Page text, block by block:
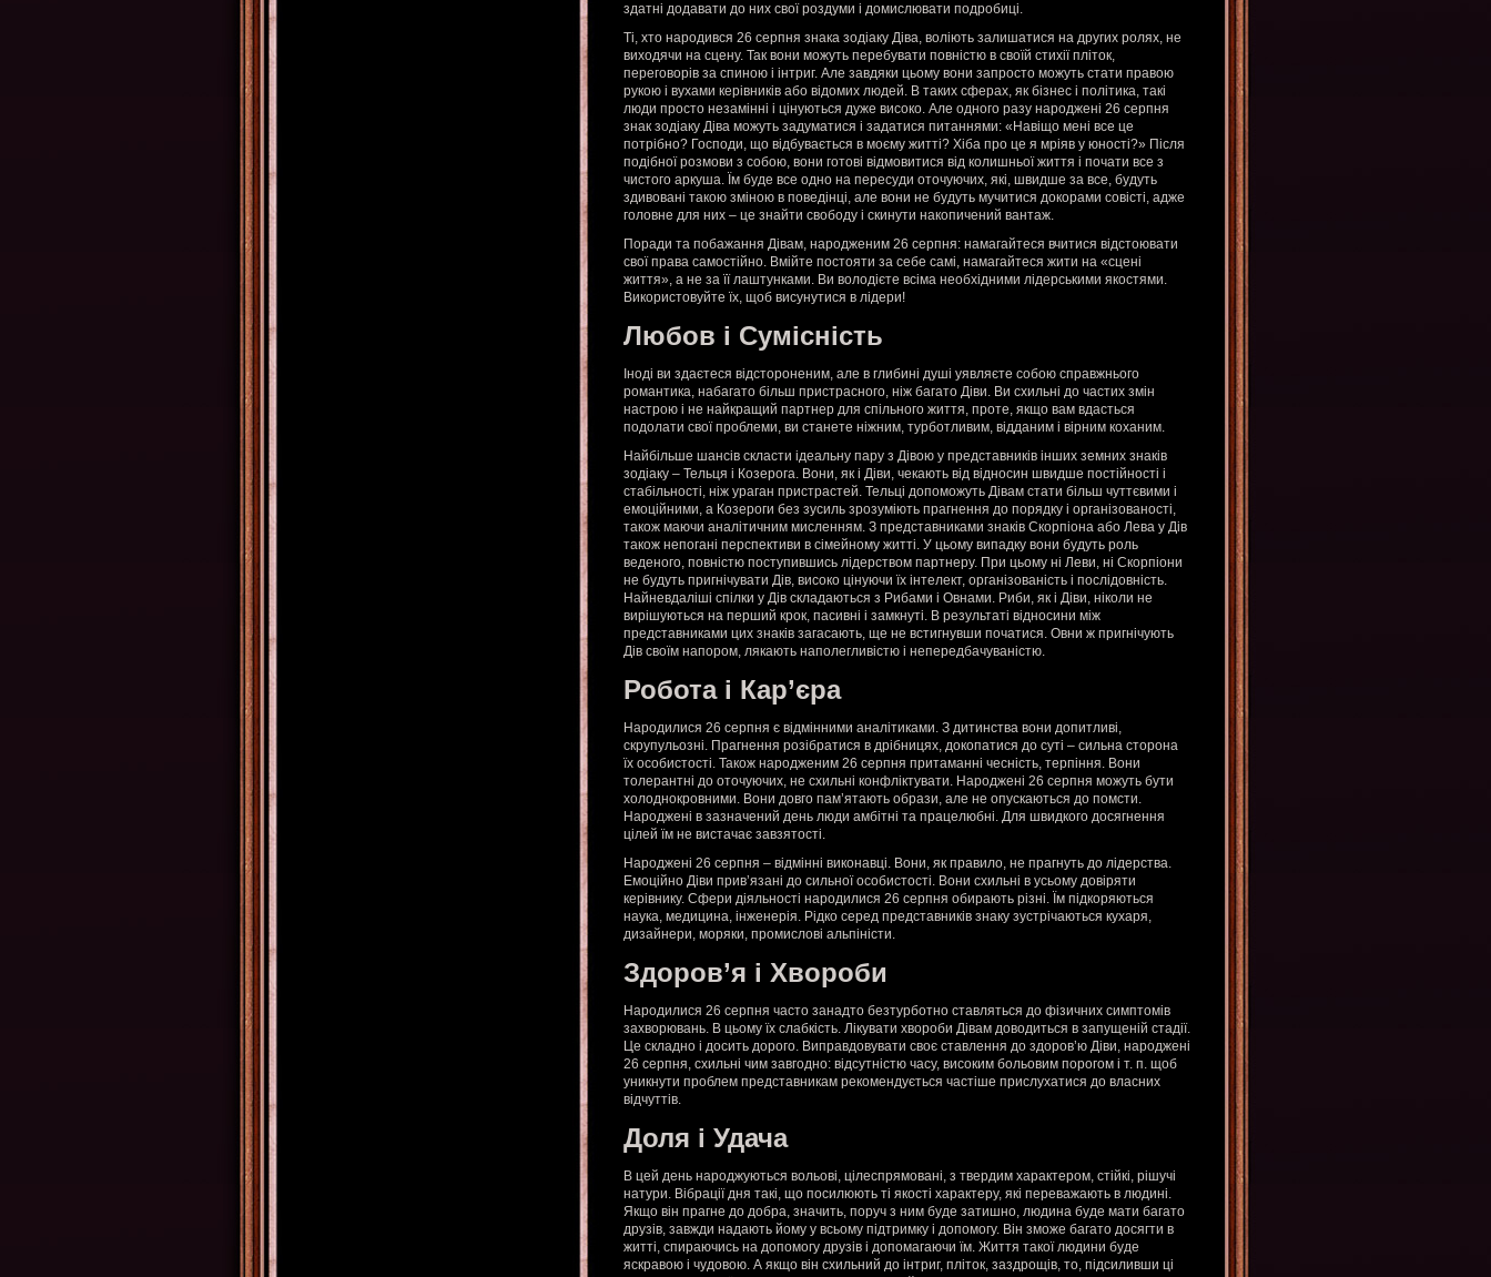
здатні додавати до них свої роздуми і домислювати подробиці.
Ті, хто народився 26 серпня знака зодіаку Діва, воліють залишатися на других ролях, не
виходячи на сцену. Так вони можуть перебувати повністю в своїй стихії пліток,
переговорів за спиною і інтриг. Але завдяки цьому вони запросто можуть стати правою
рукою і вухами керівників або відомих людей. В таких сферах, як бізнес і політика, такі
люди просто незамінні і цінуються дуже високо. Але одного разу народжені 26 серпня
знак зодіаку Діва можуть задуматися і задатися питаннями: «Навіщо мені все це
потрібно? Господи, що відбувається в моєму житті? Хіба про це я мріяв у юності?» Після
подібної розмови з собою, вони готові відмовитися від колишньої життя і почати все з
чистого аркуша. Їм буде все одно на пересуди оточуючих, які, швидше за все, будуть
здивовані такою зміною в поведінці, але вони не будуть мучитися докорами совісті, адже
головне для них – це знайти свободу і скинути накопичений вантаж.
Поради та побажання Дівам, народженим 26 серпня: намагайтеся вчитися відстоювати
свої права самостійно. Вмійте постояти за себе самі, намагайтеся жити на «сцені
життя», а не за її лаштунками. Ви володієте всіма необхідними лідерськими якостями.
Використовуйте їх, щоб висунутися в лідери!
Любов і Сумісність
Іноді ви здаєтеся відстороненим, але в глибині душі уявляєте собою справжнього
романтика, набагато більш пристрасного, ніж багато Діви. Ви схильні до частих змін
настрою і не найкращий партнер для спільного життя, проте, якщо вам вдасться
подолати свої проблеми, ви станете ніжним, турботливим, відданим і вірним коханим.
Найбільше шансів скласти ідеальну пару з Дівою у представників інших земних знаків
зодіаку – Тельця і Козерога. Вони, як і Діви, чекають від відносин швидше постійності і
стабільності, ніж ураган пристрастей. Тельці допоможуть Дівам стати більш чуттєвими і
емоційними, а Козероги без зусиль зрозуміють прагнення до порядку і організованості,
також маючи аналітичним мисленням. З представниками знаків Скорпіона або Лева у Дів
також непогані перспективи в сімейному житті. У цьому випадку вони будуть роль
веденого, повністю поступившись лідерством партнеру. При цьому ні Леви, ні Скорпіони
не будуть пригнічувати Дів, високо цінуючи їх інтелект, організованість і послідовність.
Найневдаліші спілки у Дів складаються з Рибами і Овнами. Риби, як і Діви, ніколи не
вирішуються на перший крок, пасивні і замкнуті. В результаті відносини між
представниками цих знаків загасають, ще не встигнувши початися. Овни ж пригнічують
Дів своїм напором, лякають наполегливістю і непередбачуваністю.
Робота і Кар’єра
Народилися 26 серпня є відмінними аналітиками. З дитинства вони допитливі,
скрупульозні. Прагнення розібратися в дрібницях, докопатися до суті – сильна сторона
їх особистості. Також народженим 26 серпня притаманні чесність, терпіння. Вони
толерантні до оточуючих, не схильні конфліктувати. Народжені 26 серпня можуть бути
холоднокровними. Вони довго пам’ятають образи, але не опускаються до помсти.
Народжені в зазначений день люди амбітні та працелюбні. Для швидкого досягнення
цілей їм не вистачає завзятості.
Народжені 26 серпня – відмінні виконавці. Вони, як правило, не прагнуть до лідерства.
Емоційно Діви прив’язані до сильної особистості. Вони схильні в усьому довіряти
керівнику. Сфери діяльності народилися 26 серпня обирають різні. Їм підкоряються
наука, медицина, інженерія. Рідко серед представників знаку зустрічаються кухаря,
дизайнери, моряки, промислові альпіністи.
Здоров’я і Хвороби
Народилися 26 серпня часто занадто безтурботно ставляться до фізичних симптомів
захворювань. В цьому їх слабкість. Лікувати хвороби Дівам доводиться в запущеній стадії.
Це складно і досить дорого. Виправдовувати своє ставлення до здоров’ю Діви, народжені
26 серпня, схильні чим завгодно: відсутністю часу, високим больовим порогом і т. п. щоб
уникнути проблем представникам рекомендується частіше прислухатися до власних
відчуттів.
Доля і Удача
В цей день народжуються вольові, цілеспрямовані, з твердим характером, стійкі, рішучі
натури. Вібрації дня такі, що посилюють ті якості характеру, які переважають в людині.
Якщо він прагне до добра, значить, поруч з ним буде затишно, людина буде мати багато
друзів, завжди надають йому у всьому підтримку і допомогу. Він зможе багато досягти в
житті, спираючись на допомогу друзів і допомагаючи їм. Життя такої людини буде
яскравою і чудовою. А якщо він схильний до інтриг, пліток, заздрощів, то, підсиливши ці